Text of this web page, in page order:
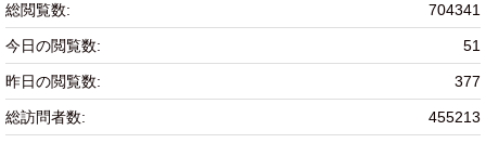
704341
総閲覧数:
51
今日の閲覧数:
377
昨日の閲覧数:
455213
総訪問者数: